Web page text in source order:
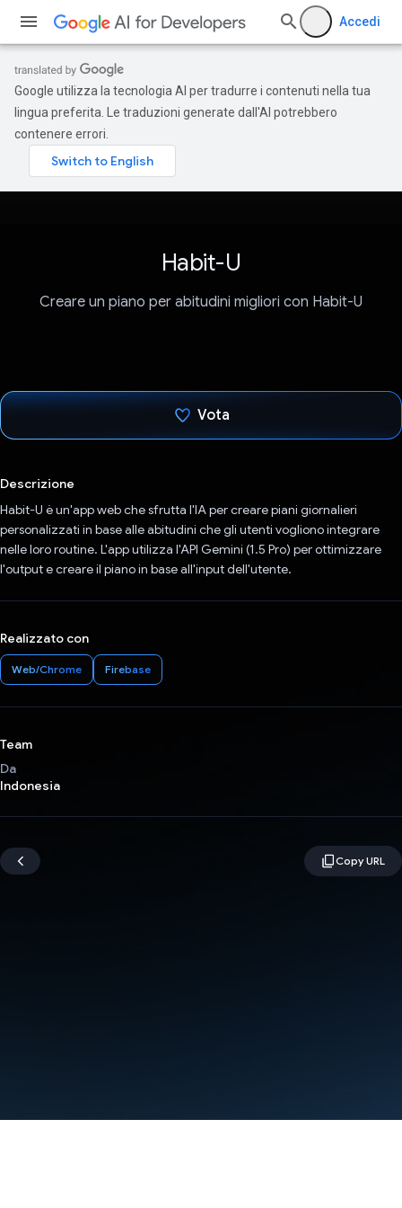
Accedi
Google utilizza la tecnologia AI per tradurre i contenuti nella tua
lingua preferita. Le traduzioni generate dall'AI potrebbero
contenere errori.
Habit-U
Creare un piano per abitudini migliori con Habit-U
Vota
Descrizione
Habit-U è un'app web che sfrutta l'IA per creare piani giornalieri
personalizzati in base alle abitudini che gli utenti vogliono integrare
nelle loro routine. L'app utilizza l'API Gemini (1.5 Pro) per ottimizzare
l'output e creare il piano in base all'input dell'utente.
Realizzato con
Web/Chrome Firebase
Team
Da
Indonesia